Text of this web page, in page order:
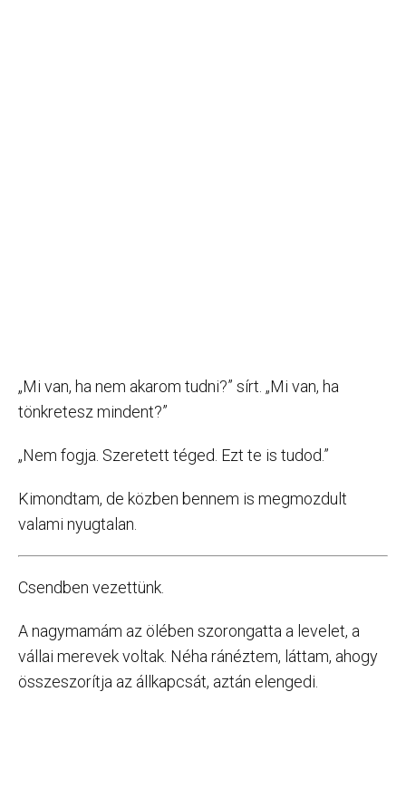
„Mi van, ha nem akarom tudni?” sírt. „Mi van, ha
tönkretesz mindent?”
„Nem fogja. Szeretett téged. Ezt te is tudod.”
Kimondtam, de közben bennem is megmozdult
valami nyugtalan.
Csendben vezettünk.
A nagymamám az ölében szorongatta a levelet, a
vállai merevek voltak. Néha ránéztem, láttam, ahogy
összeszorítja az állkapcsát, aztán elengedi.